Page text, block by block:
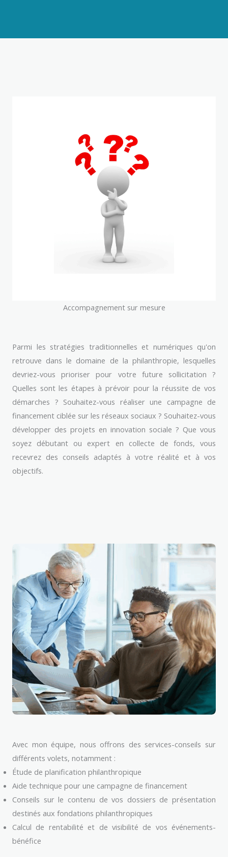
Accompagnement sur mesure
Parmi les stratégies traditionnelles et numériques qu'on
retrouve dans le domaine de la philanthropie, lesquelles
devriez-vous prioriser pour votre future sollicitation ?
Quelles sont les étapes à prévoir pour la réussite de vos
démarches ? Souhaitez-vous réaliser une campagne de
financement ciblée sur les réseaux sociaux ? Souhaitez-vous
développer des projets en innovation sociale ? Que vous
soyez débutant ou expert en collecte de fonds, vous
recevrez des conseils adaptés à votre réalité et à vos
objectifs.
Avec mon équipe, nous offrons des services-conseils sur
différents volets, notamment :
Étude de planification philanthropique
Aide technique pour une campagne de financement
Conseils sur le contenu de vos dossiers de présentation
destinés aux fondations philanthropiques
Calcul de rentabilité et de visibilité de vos événements-
bénéfice